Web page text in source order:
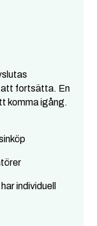
att fortsätta. En
komma igång.
individuell